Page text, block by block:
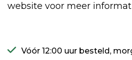
website voor meer
Vóór 12:00 uur besteld,